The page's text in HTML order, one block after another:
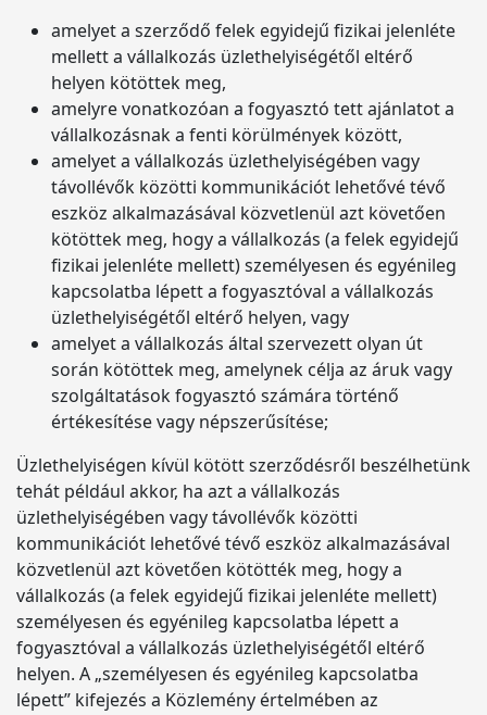
amelyet a szerződő felek egyidejű fizikai jelenléte
mellett a vállalkozás üzlethelyiségétől eltérő
helyen kötöttek meg,
amelyre vonatkozóan a fogyasztó tett ajánlatot a
vállalkozásnak a fenti körülmények között,
amelyet a vállalkozás üzlethelyiségében vagy
távollévők közötti kommunikációt lehetővé tévő
eszköz alkalmazásával közvetlenül azt követően
kötöttek meg, hogy a vállalkozás (a felek egyidejű
fizikai jelenléte mellett) személyesen és egyénileg
kapcsolatba lépett a fogyasztóval a vállalkozás
üzlethelyiségétől eltérő helyen, vagy
amelyet a vállalkozás által szervezett olyan út
során kötöttek meg, amelynek célja az áruk vagy
szolgáltatások fogyasztó számára történő
értékesítése vagy népszerűsítése;
Üzlethelyiségen kívül kötött szerződésről beszélhetünk
tehát például akkor, ha azt a vállalkozás
üzlethelyiségében vagy távollévők közötti
kommunikációt lehetővé tévő eszköz alkalmazásával
közvetlenül azt követően kötötték meg, hogy a
vállalkozás (a felek egyidejű fizikai jelenléte mellett)
személyesen és egyénileg kapcsolatba lépett a
fogyasztóval a vállalkozás üzlethelyiségétől eltérő
helyen. A „személyesen és egyénileg kapcsolatba
lépett” kifejezés a Közlemény értelmében az